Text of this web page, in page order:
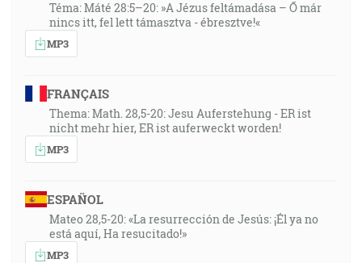
Téma: Máté 28:5–20: »A Jézus feltámadása – Ő már
nincs itt, fel lett támasztva - ébresztve!«
MP3
FRANÇAIS
Thema: Math. 28,5-20: Jesu Auferstehung - ER ist
nicht mehr hier, ER ist auferweckt worden!
MP3
ESPAÑOL
Mateo 28,5-20: «La resurrección de Jesús: ¡Él ya no
está aquí, Ha resucitado!»
MP3